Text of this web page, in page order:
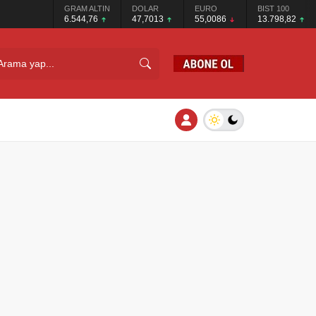
GRAM ALTIN
6.544,76
DOLAR
47,7013
EURO
55,0086
BIST 100
13.798,82